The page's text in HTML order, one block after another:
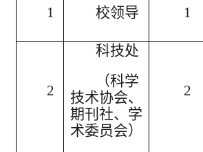
1 校领导 1
2
科技处
（科学
技术协会、
期刊社、学
术委员会）
2